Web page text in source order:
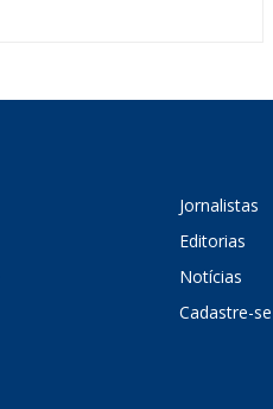
Jornalistas
Editorias
Notícias
Cadastre-se